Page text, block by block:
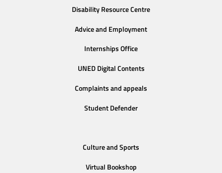
Disability Resource Centre
Advice and Employment
Internships Office
UNED Digital Contents
Complaints and appeals
Student Defender
Culture and Sports
Virtual Bookshop